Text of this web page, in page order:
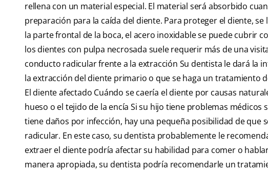
rellena con un material especial. El material será absorbido
preparación para la caída del diente. Para proteger el diente,
la parte frontal de la boca, el acero inoxidable se puede cubrir
los dientes con pulpa necrosada suele requerir más de una
conducto radicular frente a la extracción Su dentista le dará la
la extracción del diente primario o que se haga un tratamiento
El diente afectado Cuándo se caería el diente por causas
hueso o el tejido de la encía Si su hijo tiene problemas
tiene daños por infección, hay una pequeña posibilidad de
radicular. En este caso, su dentista probablemente le
extraer el diente podría afectar su habilidad para comer o
manera apropiada, su dentista podría recomendarle un